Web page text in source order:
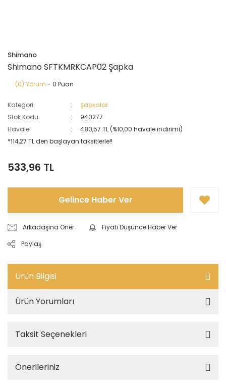
Shimano
Shimano SFTKMRKCAP02 Şapka
(0) Yorum - 0 Puan
Kategori
Şapkalar
Stok Kodu
940277
Havale
480,57 TL (%10,00 havale indirimi)
*114,27 TL den başlayan taksitlerle!!
533,96 TL
Gelince Haber Ver
Arkadaşına Öner
Fiyatı Düşünce Haber Ver
Paylaş
Ürün Bilgisi
Ürün Yorumları
Taksit Seçenekleri
Önerileriniz